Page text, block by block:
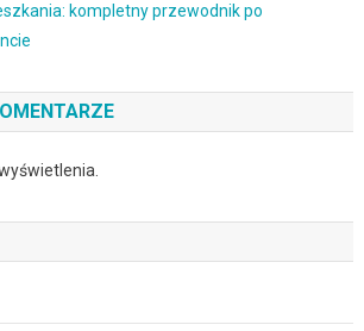
kompletny przewodnik po